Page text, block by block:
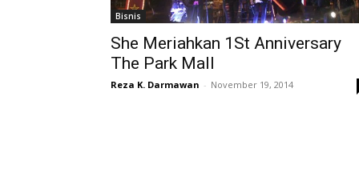
Bisnis
She Meriahkan 1St Anniversary
The Park Mall
Reza K. Darmawan - November 19, 2014